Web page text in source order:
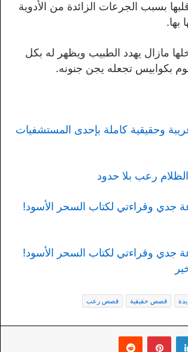
بسبب الجرعات الزائدة من الأدوية
بها.
مازال يهدد الطبيب ويظهر له بكل
بكوابيس تجعله يجن جنونه.
وحقيقية كاملة بإحدى المستشفيات
رعب بلا حدود
وقراءتي لكتاب السحر الأسود!
وقراءتي لكتاب السحر الأسود!
قصص حقيقية قصص رعب
لينكدإن بينتيريست